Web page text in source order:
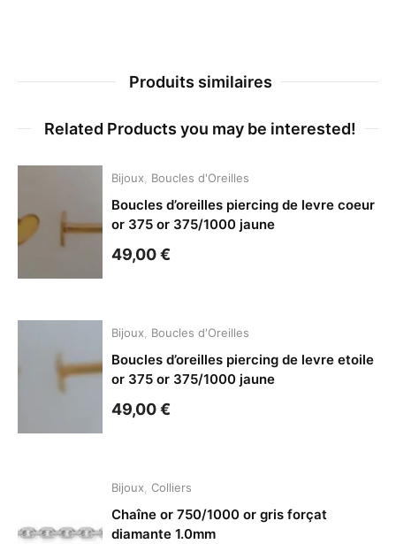
Produits similaires
Related Products you may be interested!
Bijoux Boucles d'Oreilles
Boucles d’oreilles piercing de levre coeur
or 375 or 375/1000 jaune
49,00€
Bijoux Boucles d'Oreilles
Boucles d’oreilles piercing de levre etoile
or 375 or 375/1000 jaune
49,00€
Bijoux Colliers
Chaîne or 750/1000 or gris forçat
diamante 1.0mm